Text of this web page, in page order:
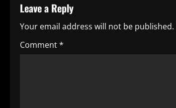
i
n
u
Leave a Reply
Your email address will not be published.
Comment*